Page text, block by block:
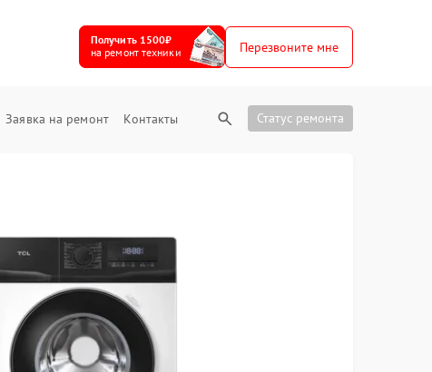
Получить 1500₽
на ремонт техники
Перезвоните мне
Заявка на ремонт Контакты Статус ремонта